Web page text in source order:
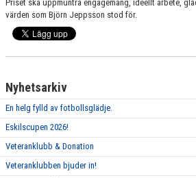
Priset ska uppmuntra engagemang, ideellt arbete,
värden som Björn Jeppsson stod för.
Nyhetsarkiv
En helg fylld av fotbollsglädje.
Eskilscupen 2026!
Veteranklubb & Donation
Veteranklubben bjuder in!